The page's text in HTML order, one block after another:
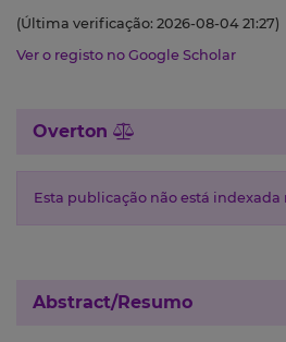
(Última verificação: 2026-08-04 21:27)
Ver o registo no Google Scholar
Overton
Esta publicação não está indexada
Abstract/Resumo